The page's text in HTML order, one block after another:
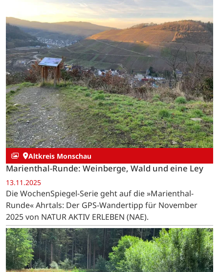
Altkreis Monschau
Marienthal-Runde: Weinberge, Wald und eine Ley
13.11.2025
Die WochenSpiegel-Serie geht auf die »Marienthal-
Runde« Ahrtals: Der GPS-Wandertipp für November
2025 von NATUR AKTIV ERLEBEN (NAE).